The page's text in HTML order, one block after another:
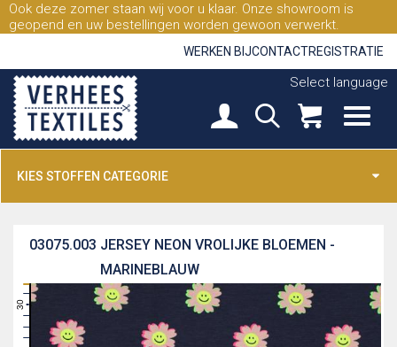
Ook deze zomer staan wij voor u klaar. Onze showroom is
geopend en uw bestellingen worden gewoon verwerkt.
WERKEN BIJCONTACTREGISTRATIE
Select language
KIES STOFFEN CATEGORIE
JERSEY NEON VROLIJKE BLOEMEN -
MARINEBLAUW
03075.003
31